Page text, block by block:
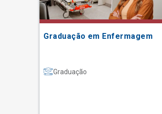
Graduação em Enfermagem
Graduação